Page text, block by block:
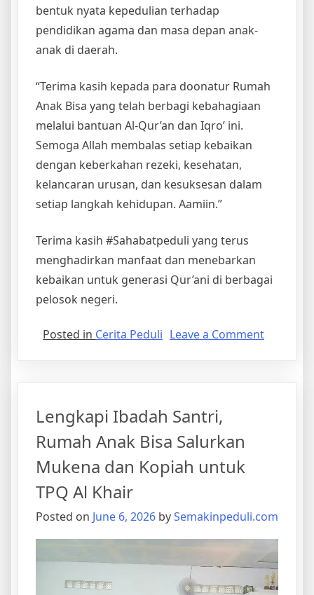
bentuk nyata kepedulian terhadap
pendidikan agama dan masa depan anak-
anak di daerah.
“Terima kasih kepada para doonatur Rumah
Anak Bisa yang telah berbagi kebahagiaan
melalui bantuan Al-Qur’an dan Iqro’ ini.
Semoga Allah membalas setiap kebaikan
dengan keberkahan rezeki, kesehatan,
kelancaran urusan, dan kesuksesan dalam
setiap langkah kehidupan. Aamiin.”
Terima kasih #Sahabatpeduli yang terus
menghadirkan manfaat dan menebarkan
kebaikan untuk generasi Qur’ani di berbagai
pelosok negeri.
Posted in Cerita Peduli Leave a Commenton
Salam
Lengkapi Ibadah Santri,
Rumah Anak Bisa Salurkan
Mukena dan Kopiah untuk
TPQ Al Khair
Posted on June 6, 2026 bySemakinpeduli.com